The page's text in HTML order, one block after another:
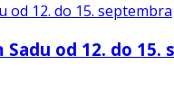
od 12. do 15.